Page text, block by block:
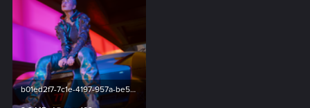
b01ed2f7-7c1e-4197-957a-be5653b2f410.png